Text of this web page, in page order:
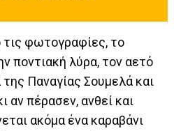
φωτογραφίες, το
ποντιακή λύρα, τον αετό
Παναγίας Σουμελά και
αν πέρασεν, ανθεί και
ακόμα ένα καραβάνι